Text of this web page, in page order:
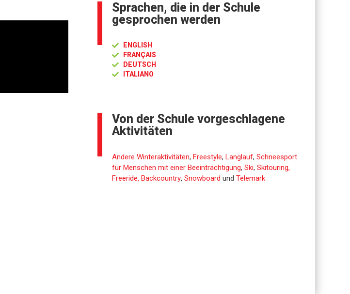
Sprachen, die in der Schule
gesprochen werden
ENGLISH
FRANÇAIS
DEUTSCH
ITALIANO
Von der Schule vorgeschlagene
Aktivitäten
Andere Winteraktivitäten,Freestyle,Langlauf,Schneesport
für Menschen mit einer Beeinträchtigung,Ski,Skitouring,
Freeride, Backcountry,Snowboard undTelemark